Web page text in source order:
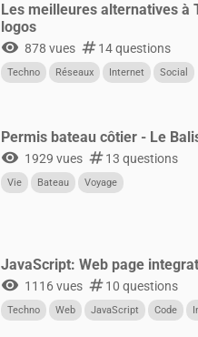
Les meilleures alternatives à
logos
visibility 878 vues numbers14 questions
Techno Réseaux Internet Social
Permis bateau côtier - Le
visibility 1929 vues numbers13 questions
Vie Bateau Voyage
JavaScript: Web page
visibility 1116 vues numbers10 questions
Techno Web JavaScript Code